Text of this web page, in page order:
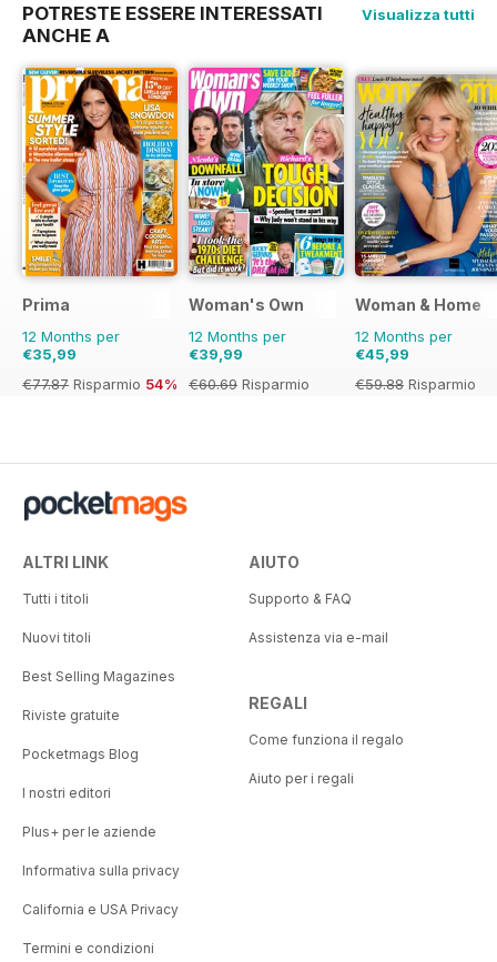
POTRESTE ESSERE INTERESSATI
ANCHE A
Visualizza tutti
Prima
12 Months per
€35,99
€77.87 Risparmio 54%
Woman's Own
12 Months per
€39,99
€60.69 Risparmio
Woman & Home
12 Months per
€45,99
€59.88 Risparmio
ALTRI LINK
Tutti i titoli
Nuovi titoli
Best Selling Magazines
Riviste gratuite
Pocketmags Blog
I nostri editori
Plus+ per le aziende
Informativa sulla privacy
California e USA Privacy
Termini e condizioni
AIUTO
Supporto & FAQ
Assistenza via e-mail
REGALI
Come funziona il regalo
Aiuto per i regali